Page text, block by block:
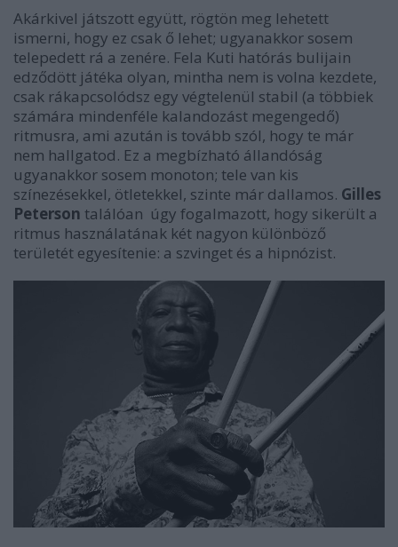
Akárkivel játszott együtt, rögtön meg lehetett
ismerni, hogy ez csak ő lehet; ugyanakkor sosem
telepedett rá a zenére. Fela Kuti hatórás bulijain
edződött játéka olyan, mintha nem is volna kezdete,
csak rákapcsolódsz egy végtelenül stabil (a többiek
számára mindenféle kalandozást megengedő)
ritmusra, ami azután is tovább szól, hogy te már
nem hallgatod. Ez a megbízható állandóság
ugyanakkor sosem monoton; tele van kis
színezésekkel, ötletekkel, szinte már dallamos. Gilles
Peterson találóan úgy fogalmazott, hogy sikerült a
ritmus használatának két nagyon különböző
területét egyesítenie: a szvinget és a hipnózist.